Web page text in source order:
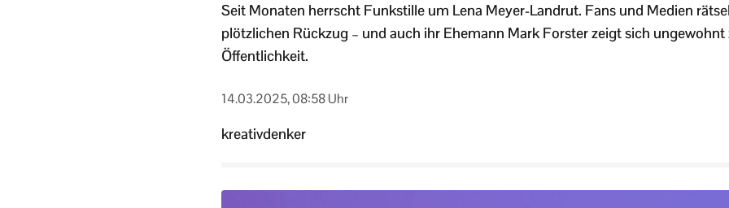
Seit Monaten herrscht Funkstille um Lena Meyer-Landrut. Fans und Medien
plötzlichen Rückzug – und auch ihr Ehemann Mark Forster zeigt sich
Öffentlichkeit.
14.03.2025, 08:58 Uhr
kreativdenker